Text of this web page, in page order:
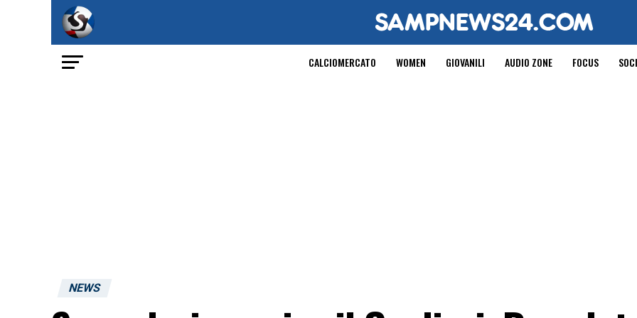
CALCIOMERCATO WOMEN GIOVANILI AUDIO ZONE FOCUS
NEWS